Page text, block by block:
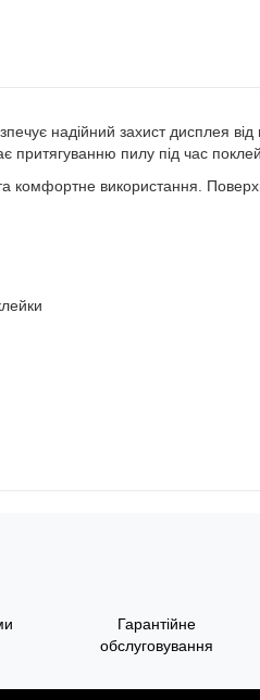
надійний захист дисплея
притягуванню пилу під час
комфортне використання.
Гарантійне
обслуговування